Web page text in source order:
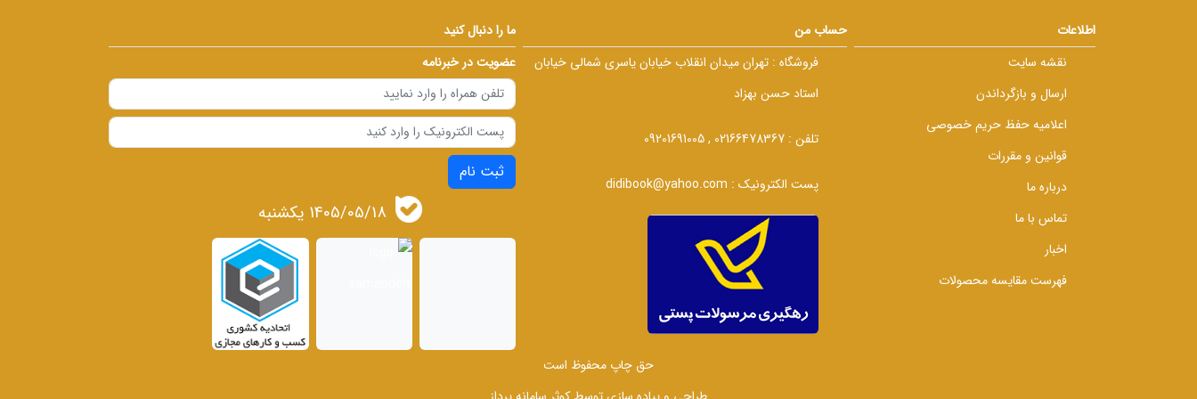
اطلاعات
نقشه سایت
ارسال و بازگرداندن
اعلامیه حفظ حریم خصوصی
قوانین و مقررات
درباره ما
تماس با ما
اخبار
فهرست مقایسه محصولات
حساب من
فروشگاه : تهران میدان انقلاب خیابان یاسری شمالی خیابان
استاد حسن بهزاد
تلفن : 02166478367 , 09201691005
پست الکترونیک : didibook@yahoo.com
ما را دنبال کنید
عضویت در خبرنامه
ثبت نام
1405/05/18 يكشنبه
حق چاپ محفوظ است